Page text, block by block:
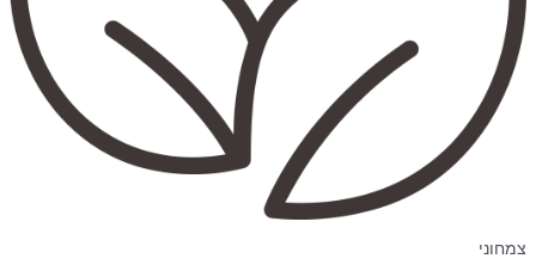
צמחוני